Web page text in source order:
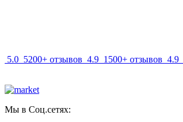
5.0 5200+ отзывов 4.9 1500+ отзывов 4.9
Мы в Соц.сетях: